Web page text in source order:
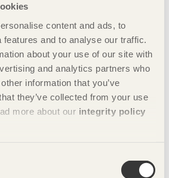
content and ads, to
and to analyse our traffic.
about your use of our site with
and analytics partners who
information that you’ve
they’ve collected from your use
more about our integrity policy
Ryberg Ågren, Direktör, Svenskt
Miljö- och hållbarhetschef, TMF -
Industri och teknik
spårbar produktdata en kritisk
hållbart byggande och cirkulära
Olausson, Projektledare